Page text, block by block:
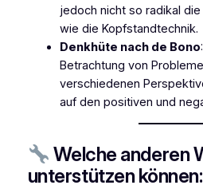
jedoch nicht so radikal
wie die Kopfstandtechnik.
Denkhüte nach de Bono
Betrachtung von
verschiedenen
auf den positiven und
Welche anderen
unterstützen können: